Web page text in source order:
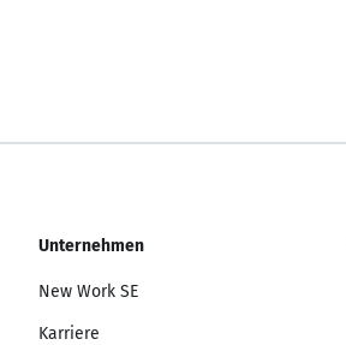
Unternehmen
New Work SE
Karriere